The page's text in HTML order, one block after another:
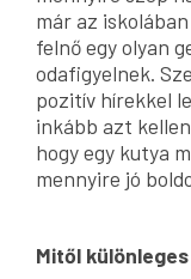
már az
felnő egy olyan
odafigyelnek.
pozitív hírekkel
inkább azt
hogy egy kutya
mennyire jó
Mitől